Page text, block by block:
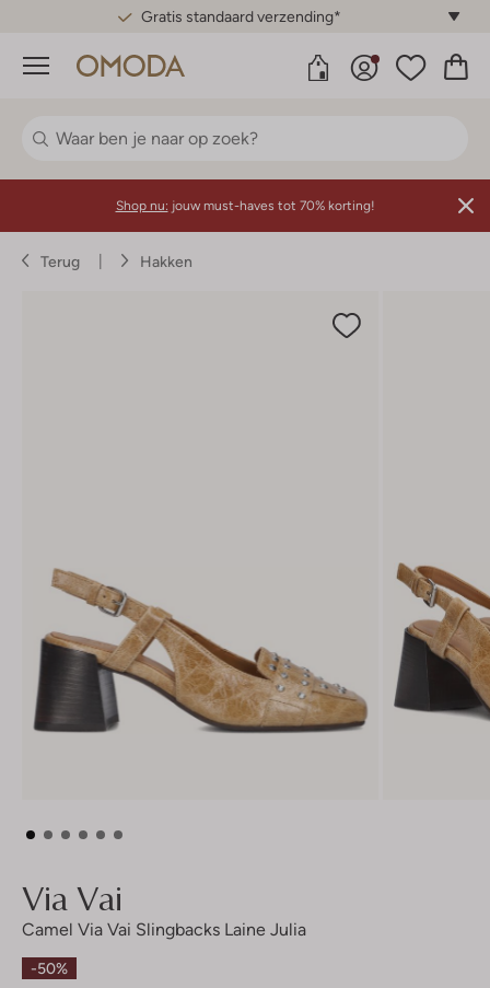
Gratis standaard verzending*
Menu
Shop nu: jouw must-haves tot 70% korting!
Terug Hakken
Via Vai
Camel Via Vai Slingbacks Laine Julia
-50%